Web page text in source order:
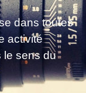
dans toutes
activité
le sens du